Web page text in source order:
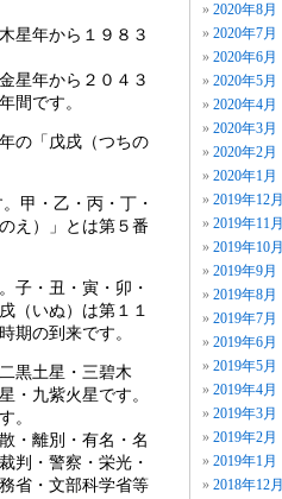
2020年8月
2020年7月
2020年6月
2020年5月
2020年4月
2020年3月
2020年2月
2020年1月
2019年12月
2019年11月
2019年10月
2019年9月
2019年8月
2019年7月
2019年6月
2019年5月
2019年4月
2019年3月
2019年2月
2019年1月
2018年12月
星年から１９８３
星年から２０４３
間です。
の「戊戌（つちの
甲・乙・丙・丁・
え）」とは第５番
子・丑・寅・卯・
（いぬ）は第１１
期の到来です。
黒土星・三碧木
・九紫火星です。
。
・離別・有名・名
判・警察・栄光・
省・文部科学省等